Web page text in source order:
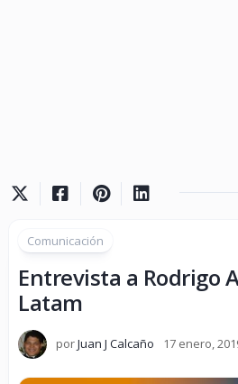
Comunicación
Entrevista a Rodrigo
Latam
porJuan J Calcaño 17 enero,